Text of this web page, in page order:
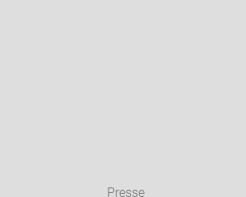
Presse